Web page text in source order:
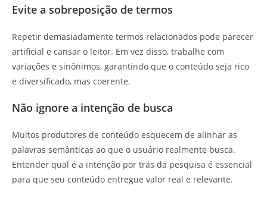
Evite a sobreposição de termos
Repetir demasiadamente termos relacionados pode parecer
artificial e cansar o leitor. Em vez disso, trabalhe com
variações e sinônimos, garantindo que o conteúdo seja rico
e diversificado, mas coerente.
Não ignore a intenção de busca
Muitos produtores de conteúdo esquecem de alinhar as
palavras semânticas ao que o usuário realmente busca.
Entender qual é a intenção por trás da pesquisa é essencial
para que seu conteúdo entregue valor real e relevante.